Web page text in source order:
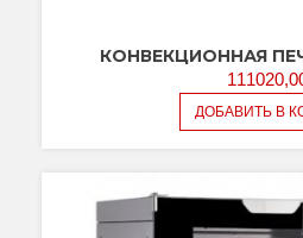
КОНВЕКЦИОННАЯ
ДОБАВИТЬ В